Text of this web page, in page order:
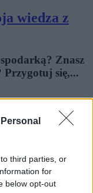
third parties, or
for
below opt-out
wiedza z
Znasz
Przygotuj się,...